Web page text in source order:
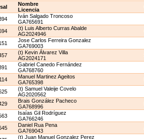
Nombre
Licencia
Iván Salgado Troncoso
GA765691
(t) Luis Alberto Curras Abalde
AG2024946
Jose Carlos Ferreira Gonzalez
GA769003
(t) Kevin Álvarez Villa
AG2024171
Gabriel Canedo Fernández
GA768760
114
Manuel Martinez Ageitos
GA765398
(t) Samuel Valeije Covelo
AG2020562
Brais González Pacheco
GA768996
Isaías Gil Rodríguez
GA766246
Daniel Rua Pena
GA769043
(t) Juan Manuel Gonzalez Perez